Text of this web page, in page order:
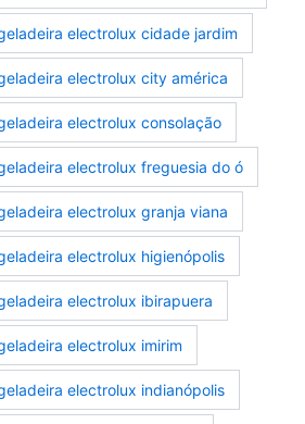
electrolux cidade jardim
electrolux city américa
electrolux consolação
electrolux freguesia do ó
electrolux granja viana
electrolux higienópolis
electrolux ibirapuera
electrolux imirim
electrolux indianópolis